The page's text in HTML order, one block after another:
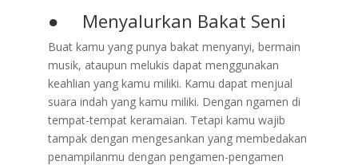
● Menyalurkan Bakat Seni
Buat kamu yang punya bakat menyanyi, bermain
musik, ataupun melukis dapat menggunakan
keahlian yang kamu miliki. Kamu dapat menjual
suara indah yang kamu miliki. Dengan ngamen di
tempat-tempat keramaian. Tetapi kamu wajib
tampak dengan mengesankan yang membedakan
penampilanmu dengan pengamen-pengamen